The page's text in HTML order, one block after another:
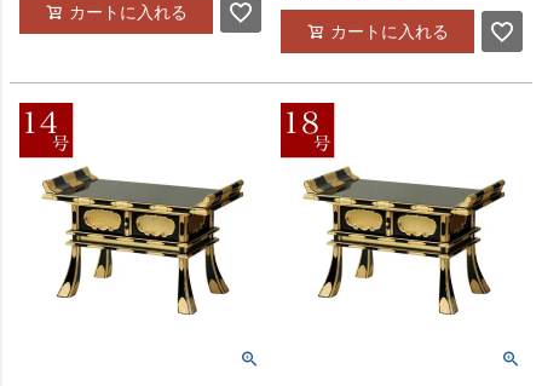
カートに入れる
カートに入れる